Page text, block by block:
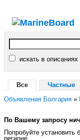
искать в описаниях
Все Частные
Объявления Болгария »
По Вашему запросу
Попробуйте
регионе